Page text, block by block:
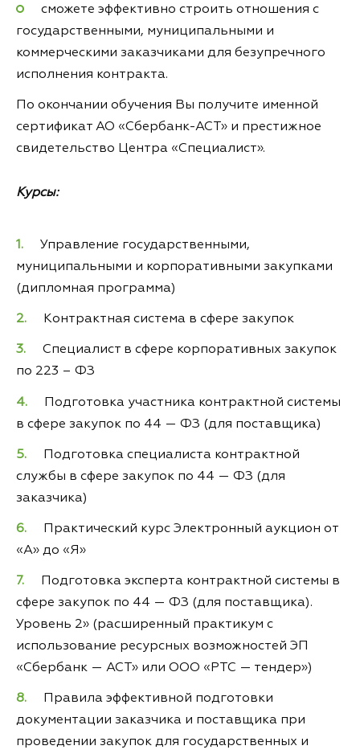
сможете эффективно строить отношения с
государственными, муниципальными и
коммерческими заказчиками для безупречного
исполнения контракта.
По окончании обучения Вы получите именной
сертификат АО «Сбербанк-АСТ» и престижное
свидетельство Центра «Специалист».
Курсы:
Управление государственными,
муниципальными и корпоративными закупками
(дипломная программа)
Контрактная система в сфере закупок
Специалист в сфере корпоративных закупок
по 223 – ФЗ
Подготовка участника контрактной системы
в сфере закупок по 44 — ФЗ (для поставщика)
Подготовка специалиста контрактной
службы в сфере закупок по 44 — ФЗ (для
заказчика)
Практический курс Электронный аукцион от
«А» до «Я»
Подготовка эксперта контрактной системы в
сфере закупок по 44 — ФЗ (для поставщика).
Уровень 2» (расширенный практикум с
использование ресурсных возможностей ЭП
«Сбербанк — АСТ» или ООО «РТС — тендер»)
Правила эффективной подготовки
документации заказчика и поставщика при
проведении закупок для государственных и